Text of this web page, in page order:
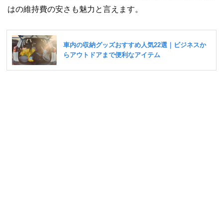
はの維持費の安さも魅力と言えます。